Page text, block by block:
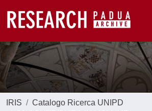
IRIS
Catalogo Ricerca UNIPD